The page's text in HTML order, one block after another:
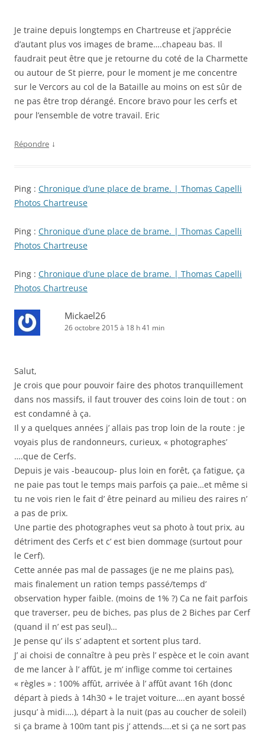
Je traine depuis longtemps en Chartreuse et j’apprécie
d’autant plus vos images de brame….chapeau bas. Il
faudrait peut être que je retourne du coté de la Charmette
ou autour de St pierre, pour le moment je me concentre
sur le Vercors au col de la Bataille au moins on est sûr de
ne pas être trop dérangé. Encore bravo pour les cerfs et
pour l’ensemble de votre travail. Eric
Répondre ↓
Ping : Chronique d’une place de brame. | Thomas Capelli
Photos Chartreuse
Ping : Chronique d’une place de brame. | Thomas Capelli
Photos Chartreuse
Ping : Chronique d’une place de brame. | Thomas Capelli
Photos Chartreuse
Mickael26
26 octobre 2015 à 18 h 41 min
Salut,
Je crois que pour pouvoir faire des photos tranquillement
dans nos massifs, il faut trouver des coins loin de tout : on
est condamné à ça.
Il y a quelques années j’ allais pas trop loin de la route : je
voyais plus de randonneurs, curieux, « photographes’
….que de Cerfs.
Depuis je vais -beaucoup- plus loin en forêt, ça fatigue, ça
ne paie pas tout le temps mais parfois ça paie…et même si
tu ne vois rien le fait d’ être peinard au milieu des raires n’
a pas de prix.
Une partie des photographes veut sa photo à tout prix, au
détriment des Cerfs et c’ est bien dommage (surtout pour
le Cerf).
Cette année pas mal de passages (je ne me plains pas),
mais finalement un ration temps passé/temps d’
observation hyper faible. (moins de 1% ?) Ca ne fait parfois
que traverser, peu de biches, pas plus de 2 Biches par Cerf
(quand il n’ est pas seul)…
Je pense qu’ ils s’ adaptent et sortent plus tard.
J’ ai choisi de connaître à peu près l’ espèce et le coin avant
de me lancer à l’ affût, je m’ inflige comme toi certaines
« règles » : 100% affût, arrivée à l’ affût avant 16h (donc
départ à pieds à 14h30 + le trajet voiture….en ayant bossé
jusqu’ à midi….), départ à la nuit (pas au coucher de soleil)
si ça brame à 100m tant pis j’ attends….et si ça ne sort pas